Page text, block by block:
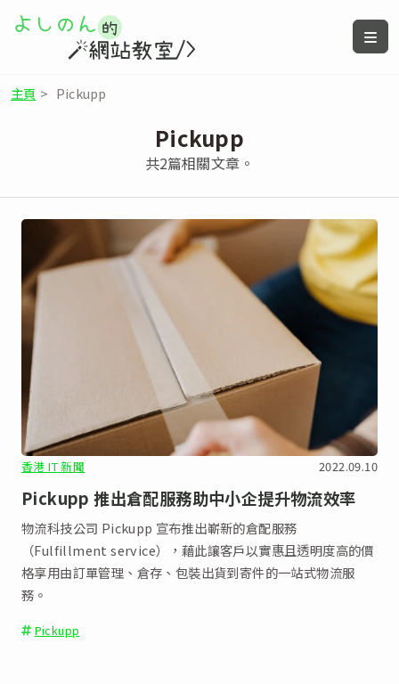
主頁 > Pickupp
Pickupp
共2篇相關文章。
香港 IT 新聞 2022.09.10
Pickupp 推出倉配服務助中小企提升物流效率
物流科技公司 Pickupp 宣布推出嶄新的倉配服務
（Fulfillment service），藉此讓客戶以實惠且透明度高的價
格享用由訂單管理、倉存、包裝出貨到寄件的一站式物流服
務。
Pickupp